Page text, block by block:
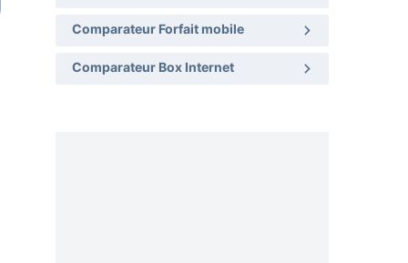
Comparateur Forfait mobile
Comparateur Box Internet